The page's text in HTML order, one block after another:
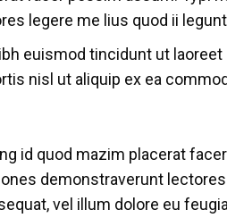
legere me lius quod ii
euismod tincidunt ut laoreet
nisl ut aliquip ex ea
id quod mazim placerat
demonstraverunt
vel illum dolore eu